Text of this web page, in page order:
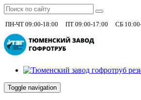
ПН-ЧТ 09:00-18:00 ПТ 09:00-17:00 СБ
Toggle navigation